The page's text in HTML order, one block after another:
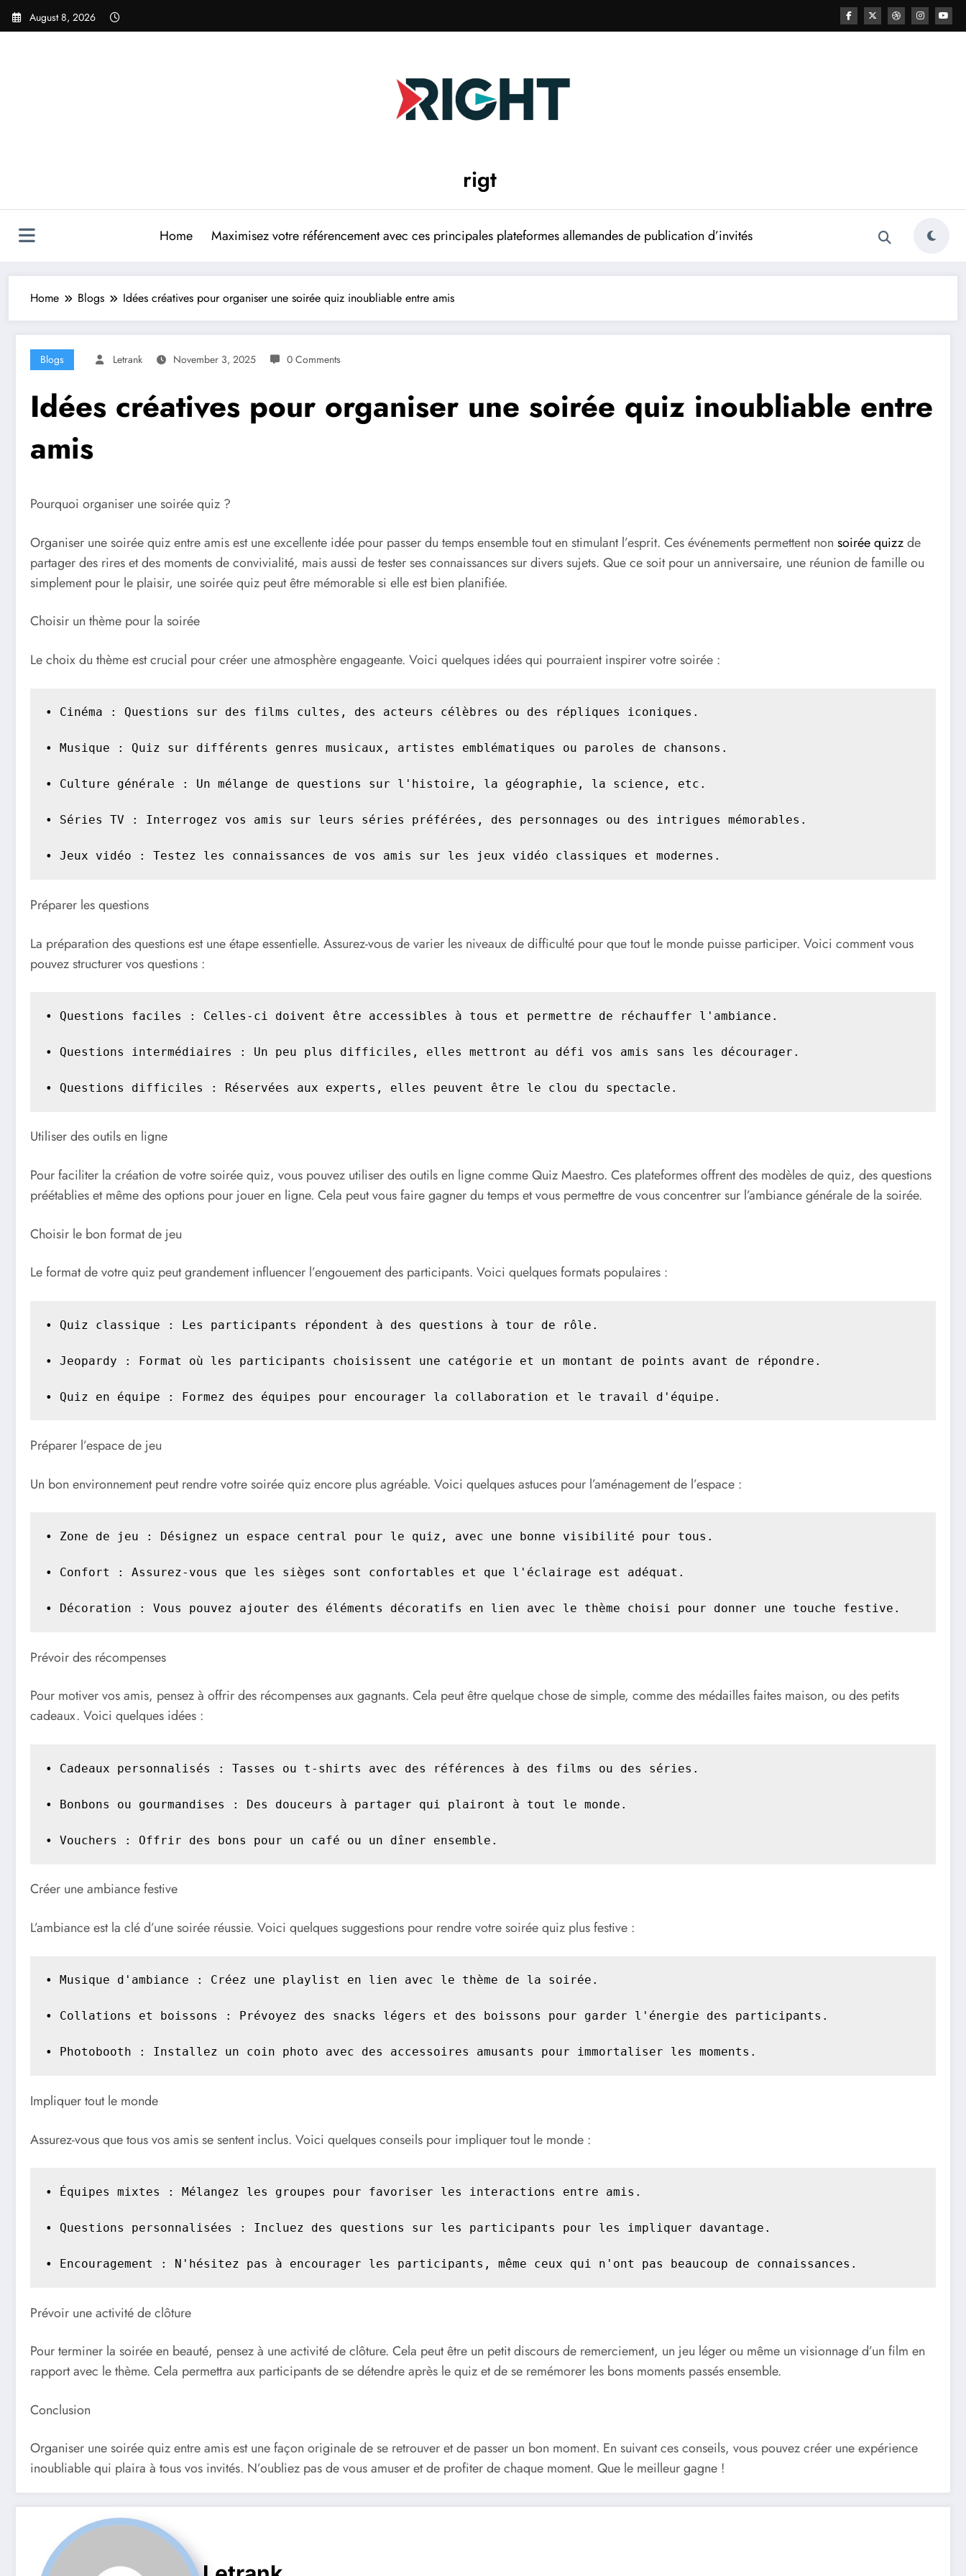
Skip
August 8, 2026
rigt
Home Maximisez votre référencement avec ces principales plateformes allemandes de publication d’invités
Home Blogs Idées créatives pour organiser une soirée quiz inoubliable entre amis
Blogs Letrank November 3, 2025 0 Comments
Idées créatives pour organiser une soirée quiz inoubliable entre
amis
Pourquoi organiser une soirée quiz ?
Organiser une soirée quiz entre amis est une excellente idée pour passer du temps ensemble tout en stimulant l’esprit. Ces événements permettent non soirée quizzde
partager des rires et des moments de convivialité, mais aussi de tester ses connaissances sur divers sujets. Que ce soit pour un anniversaire, une réunion de famille ou
simplement pour le plaisir, une soirée quiz peut être mémorable si elle est bien planifiée.
Choisir un thème pour la soirée
Le choix du thème est crucial pour créer une atmosphère engageante. Voici quelques idées qui pourraient inspirer votre soirée :
• Cinéma : Questions sur des films cultes, des acteurs célèbres ou des répliques iconiques.
• Musique : Quiz sur différents genres musicaux, artistes emblématiques ou paroles de chansons.
• Culture générale : Un mélange de questions sur l'histoire, la géographie, la science, etc.
• Séries TV : Interrogez vos amis sur leurs séries préférées, des personnages ou des intrigues mémorables.
• Jeux vidéo : Testez les connaissances de vos amis sur les jeux vidéo classiques et modernes.
Préparer les questions
La préparation des questions est une étape essentielle. Assurez-vous de varier les niveaux de difficulté pour que tout le monde puisse participer. Voici comment vous
pouvez structurer vos questions :
• Questions faciles : Celles-ci doivent être accessibles à tous et permettre de réchauffer l'ambiance.
• Questions intermédiaires : Un peu plus difficiles, elles mettront au défi vos amis sans les décourager.
• Questions difficiles : Réservées aux experts, elles peuvent être le clou du spectacle.
Utiliser des outils en ligne
Pour faciliter la création de votre soirée quiz, vous pouvez utiliser des outils en ligne comme Quiz Maestro. Ces plateformes offrent des modèles de quiz, des questions
préétablies et même des options pour jouer en ligne. Cela peut vous faire gagner du temps et vous permettre de vous concentrer sur l’ambiance générale de la soirée.
Choisir le bon format de jeu
Le format de votre quiz peut grandement influencer l’engouement des participants. Voici quelques formats populaires :
• Quiz classique : Les participants répondent à des questions à tour de rôle.
• Jeopardy : Format où les participants choisissent une catégorie et un montant de points avant de répondre.
• Quiz en équipe : Formez des équipes pour encourager la collaboration et le travail d'équipe.
Préparer l’espace de jeu
Un bon environnement peut rendre votre soirée quiz encore plus agréable. Voici quelques astuces pour l’aménagement de l’espace :
• Zone de jeu : Désignez un espace central pour le quiz, avec une bonne visibilité pour tous.
• Confort : Assurez-vous que les sièges sont confortables et que l'éclairage est adéquat.
• Décoration : Vous pouvez ajouter des éléments décoratifs en lien avec le thème choisi pour donner une touche festive.
Prévoir des récompenses
Pour motiver vos amis, pensez à offrir des récompenses aux gagnants. Cela peut être quelque chose de simple, comme des médailles faites maison, ou des petits
cadeaux. Voici quelques idées :
• Cadeaux personnalisés : Tasses ou t-shirts avec des références à des films ou des séries.
• Bonbons ou gourmandises : Des douceurs à partager qui plairont à tout le monde.
• Vouchers : Offrir des bons pour un café ou un dîner ensemble.
Créer une ambiance festive
L’ambiance est la clé d’une soirée réussie. Voici quelques suggestions pour rendre votre soirée quiz plus festive :
• Musique d'ambiance : Créez une playlist en lien avec le thème de la soirée.
• Collations et boissons : Prévoyez des snacks légers et des boissons pour garder l'énergie des participants.
• Photobooth : Installez un coin photo avec des accessoires amusants pour immortaliser les moments.
Impliquer tout le monde
Assurez-vous que tous vos amis se sentent inclus. Voici quelques conseils pour impliquer tout le monde :
• Équipes mixtes : Mélangez les groupes pour favoriser les interactions entre amis.
• Questions personnalisées : Incluez des questions sur les participants pour les impliquer davantage.
• Encouragement : N'hésitez pas à encourager les participants, même ceux qui n'ont pas beaucoup de connaissances.
Prévoir une activité de clôture
Pour terminer la soirée en beauté, pensez à une activité de clôture. Cela peut être un petit discours de remerciement, un jeu léger ou même un visionnage d’un film en
rapport avec le thème. Cela permettra aux participants de se détendre après le quiz et de se remémorer les bons moments passés ensemble.
Conclusion
Organiser une soirée quiz entre amis est une façon originale de se retrouver et de passer un bon moment. En suivant ces conseils, vous pouvez créer une expérience
inoubliable qui plaira à tous vos invités. N’oubliez pas de vous amuser et de profiter de chaque moment. Que le meilleur gagne !